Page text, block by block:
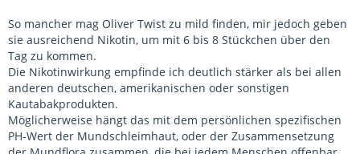
So mancher mag Oliver Twist zu mild finden, mir jedoch geben
sie ausreichend Nikotin, um mit 6 bis 8 Stückchen über den
Tag zu kommen.
Die Nikotinwirkung empfinde ich deutlich stärker als bei allen
anderen deutschen, amerikanischen oder sonstigen
Kautabakprodukten.
Möglicherweise hängt das mit dem persönlichen spezifischen
PH-Wert der Mundschleimhaut, oder der Zusammensetzung